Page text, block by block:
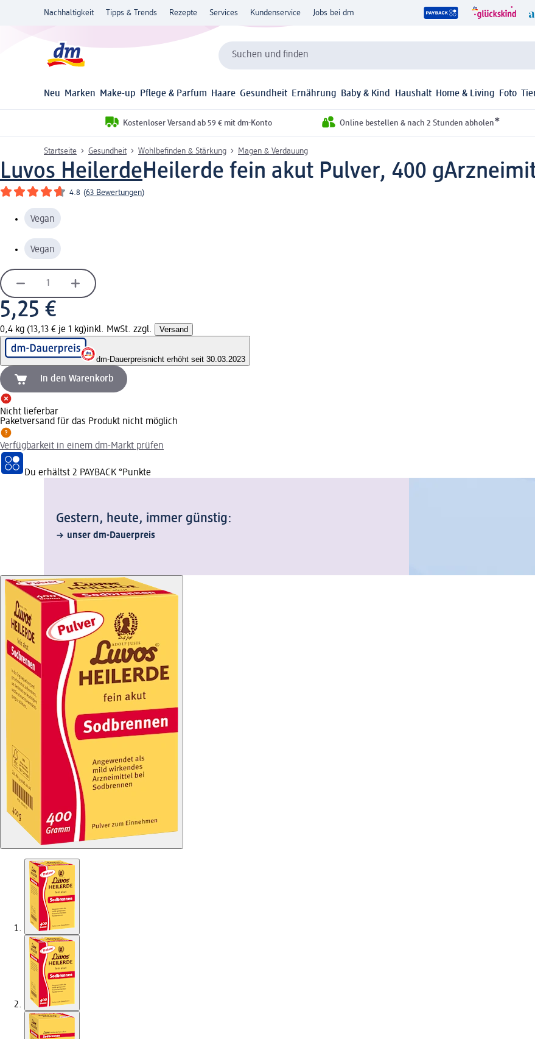
Nachhaltigkeit Tipps & Trends Rezepte Services Kundenservice Jobs bei dm
Suchen und finden
Neu Marken Make-up Pflege & Parfum Haare Gesundheit Ernährung Baby & Kind Haushalt Home & Living Foto
Kostenloser Versand ab 59 € mit dm-Konto Online bestellen & nach 2 Stunden abholen*
Startseite Gesundheit Wohlbefinden & Stärkung Magen & Verdauung
Luvos HeilerdeHeilerde fein akut Pulver, 400 g
4.8 (63 Bewertungen)
Vegan
Vegan
5,25 €
0,4 kg (13,13 € je 1 kg)inkl. MwSt. zzgl. Versand
dm-Dauerpreisnicht erhöht seit 30.03.2023
In den Warenkorb
Nicht lieferbar
Paketversand für das Produkt nicht möglich
Verfügbarkeit in einem dm-Markt prüfen
Du erhältst 2 PAYBACK °Punkte
Gestern, heute, immer günstig:
unser dm-Dauerpreis